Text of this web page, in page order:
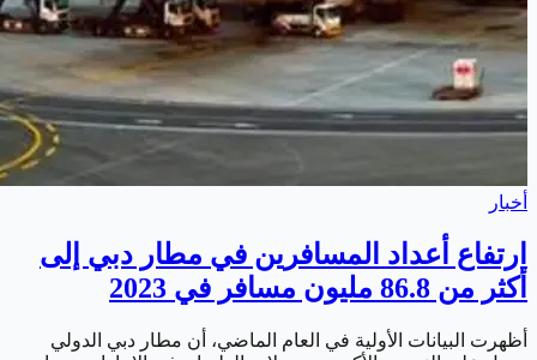
أخبار
ارتفاع أعداد المسافرين في مطار دبي إلى
أكثر من 86.8 مليون مسافر في 2023
أظهرت البيانات الأولية في العام الماضي، أن مطار دبي الدولي